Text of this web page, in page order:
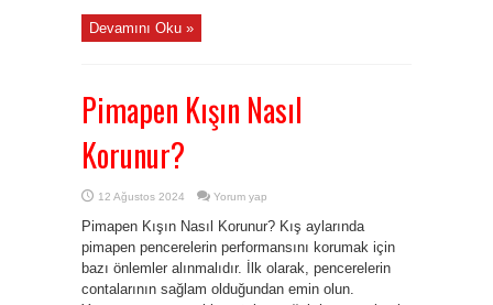
Devamını Oku »
Pimapen Kışın Nasıl
Korunur?
12 Ağustos 2024 Yorum yap
Pimapen Kışın Nasıl Korunur? Kış aylarında
pimapen pencerelerin performansını korumak için
bazı önlemler alınmalıdır. İlk olarak, pencerelerin
contalarının sağlam olduğundan emin olun.